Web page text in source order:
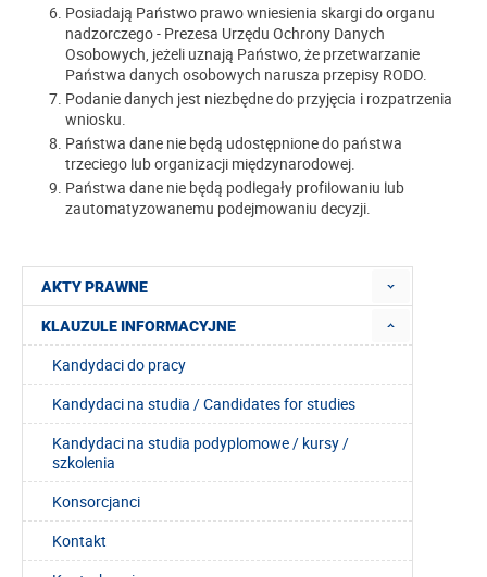
AKTY PRAWNE
KLAUZULE INFORMACYJNE
Kandydaci do pracy
Kandydaci na studia / Candidates for studies
Kandydaci na studia podyplomowe / kursy /
szkolenia
Konsorcjanci
Kontakt
Posiadają Państwo prawo wniesienia skargi do organu
nadzorczego - Prezesa Urzędu Ochrony Danych
Osobowych, jeżeli uznają Państwo, że przetwarzanie
Państwa danych osobowych narusza przepisy RODO.
Podanie danych jest niezbędne do przyjęcia i rozpatrzenia
wniosku.
Państwa dane nie będą udostępnione do państwa
trzeciego lub organizacji międzynarodowej.
Państwa dane nie będą podlegały profilowaniu lub
zautomatyzowanemu podejmowaniu decyzji.